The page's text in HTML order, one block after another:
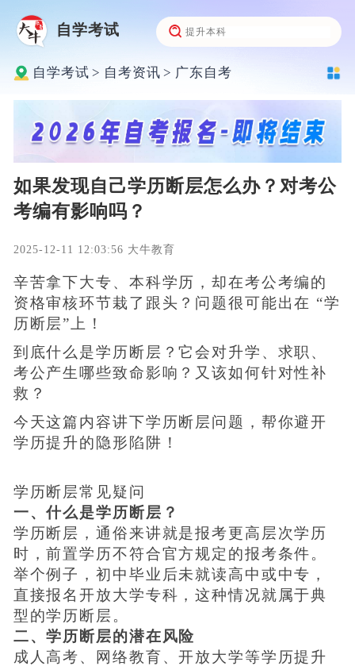
自学考试
自学考试 > 自考资讯 > 广东自考
如果发现自己学历断层怎么办？对考公
考编有影响吗？
2025-12-11 12:03:56 大牛教育
辛苦拿下大专、本科学历，却在考公考编的
资格审核环节栽了跟头？问题很可能出在 “学
历断层”上！
到底什么是学历断层？它会对升学、求职、
考公产生哪些致命影响？又该如何针对性补
救？
今天这篇内容讲下学历断层问题，帮你避开
学历提升的隐形陷阱！
学历断层常见疑问
一、什么是学历断层？
学历断层，通俗来讲就是报考更高层次学历
时，前置学历不符合官方规定的报考条件。
举个例子，初中毕业后未就读高中或中专，
直接报名开放大学专科，这种情况就属于典
型的学历断层。
二、学历断层的潜在风险
成人高考、网络教育、开放大学等学历提升